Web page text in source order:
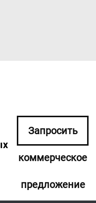
Запросить
коммерческое
предложение